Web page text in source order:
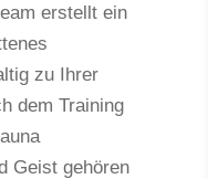
erstellt ein
zu Ihrer
dem Training
Geist gehören